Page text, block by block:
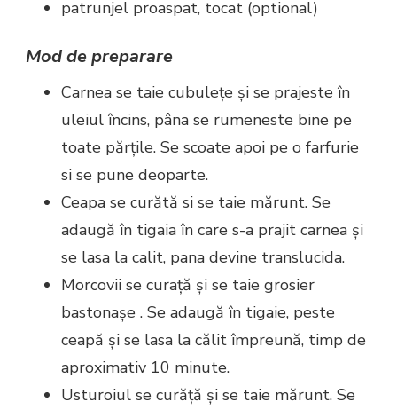
patrunjel proaspat, tocat (optional)
Mod de preparare
Carnea se taie cubulețe și se prajeste în
uleiul încins, pâna se rumeneste bine pe
toate părțile. Se scoate apoi pe o farfurie
si se pune deoparte.
Ceapa se curătă si se taie mărunt. Se
adaugă în tigaia în care s-a prajit carnea și
se lasa la calit, pana devine translucida.
Morcovii se curață și se taie grosier
bastonașe . Se adaugă în tigaie, peste
ceapă și se lasa la călit împreună, timp de
aproximativ 10 minute.
Usturoiul se curăță și se taie mărunt. Se